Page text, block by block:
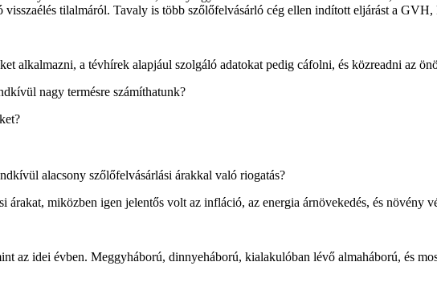
tilalmáról. Tavaly is több szőlőfelvásárló cég ellen indított eljárást a GVH,
alkalmazni, a tévhírek alapjául szolgáló adatokat pedig cáfolni, és közreadni az
nagy termésre számíthatunk?
alacsony szőlőfelvásárlási árakkal való riogatás?
miközben igen jelentős volt az infláció, az energia árnövekedés, és növény
az idei évben. Meggyháború, dinnyeháború, kialakulóban lévő almaháború, és